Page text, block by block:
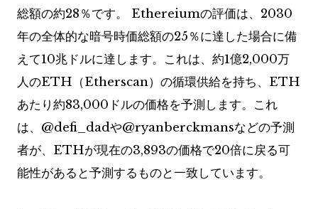
総額の約28％です。 Ethereiumの評価は、2030
年の全体的な暗号時価総額の25％に達した場合に備
えて10兆ドルに達します。これは、約1億2,000万
人のETH（Etherscan）の循環供給を持ち、ETH
あたり約83,000ドルの価格を予測します。これ
は、@defi_dadや@ryanberckmansなどの予測
者が、ETHが現在の3,893の価格で20倍に戻る可
能性があると予測するものと一致しています。